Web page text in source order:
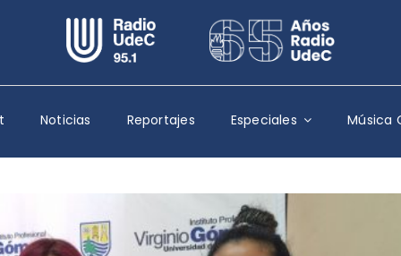
Escuchar Radio UdeC en vivo
Quiénes Somos
Programación
Podcast
Noticias
Noticias Reportajes Especiales Música